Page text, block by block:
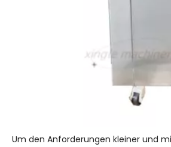
Um den Anforderungen kleiner und